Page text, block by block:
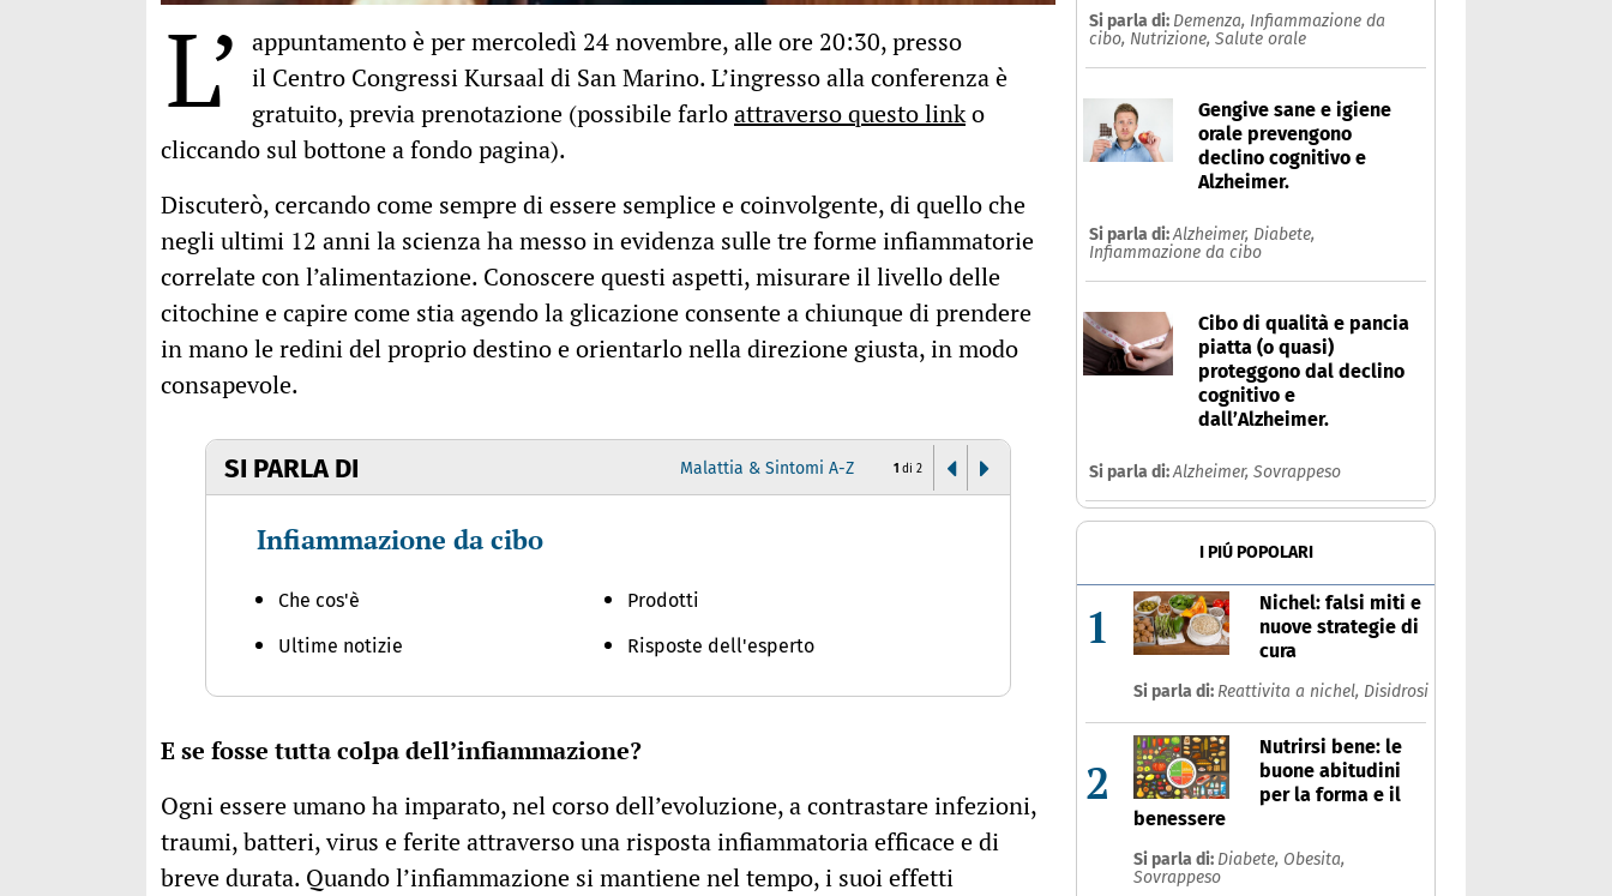
L’ appuntamento è per mercoledì 24 novembre, alle ore 20:30, presso
il Centro Congressi Kursaal di San Marino. L’ingresso alla conferenza è
gratuito, previa prenotazione (possibile farloattraverso questo linko
cliccando sul bottone a fondo pagina).
Discuterò, cercando come sempre di essere semplice e coinvolgente, di quello che
negli ultimi 12 anni la scienza ha messo in evidenza sulle tre forme infiammatorie
correlate con l’alimentazione. Conoscere questi aspetti, misurare il livello delle
citochine e capire come stia agendo la glicazione consente a chiunque di prendere
in mano le redini del proprio destino e orientarlo nella direzione giusta, in modo
consapevole.
SI PARLA DI Malattia & Sintomi A-Z
Infiammazione da cibo
Che cos'è
Ultime notizie
Prodotti
Risposte dell'esperto
Colite
Che cos'è
Ultime notizie
1 di 2
E se fosse tutta colpa dell’infiammazione?
Ogni essere umano ha imparato, nel corso dell’evoluzione, a contrastare infezioni,
traumi, batteri, virus e ferite attraverso una risposta infiammatoria efficace e di
breve durata. Quando l’infiammazione si mantiene nel tempo, i suoi effetti
Si parla di: Demenza, Infiammazione da
cibo, Nutrizione, Salute orale
Gengive sane e igiene
orale prevengono
declino cognitivo e
Alzheimer.
Si parla di:Alzheimer, Diabete,
Infiammazione da cibo
Cibo di qualità e pancia
piatta (o quasi)
proteggono dal declino
cognitivo e
dall’Alzheimer.
Si parla di:Alzheimer, Sovrappeso
I PIÚ POPOLARI
1
Nichel: falsi miti e
nuove strategie di
cura
Si parla di: Reattivita a nichel, Disidrosi
2
Nutrirsi bene: le
buone abitudini
per la forma e il
benessere
Si parla di: Diabete, Obesita,
Sovrappeso